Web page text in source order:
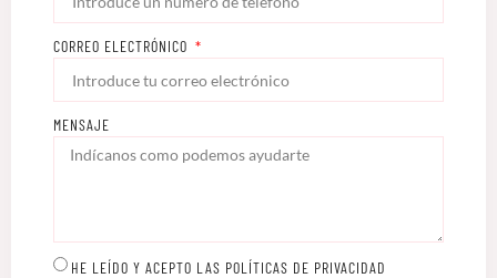
CORREO ELECTRÓNICO
MENSAJE
HE LEÍDO Y ACEPTO LAS POLÍTICAS DE PRIVACIDAD